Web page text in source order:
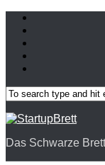
Das Schwarze